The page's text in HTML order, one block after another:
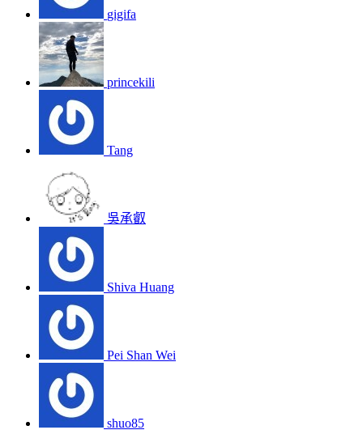
gigifa
princekili
Tang
吳承叡
Shiva Huang
Pei Shan Wei
shuo85